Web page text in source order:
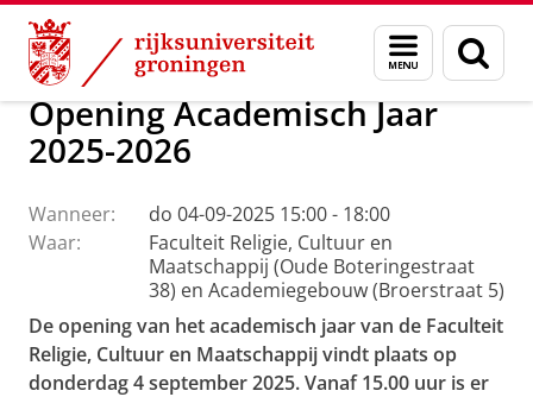
Skip
Content
Skip
Navigation
Menu
en
zoeken
Faculteit Religie, Cultuur en Maatschappij Agenda
Opening Academisch Jaar
2025-2026
Wanneer:
do 04-09-2025 15:00 - 18:00
Waar:
Faculteit Religie, Cultuur en
Maatschappij (Oude Boteringestraat
38) en Academiegebouw (Broerstraat 5)
De opening van het academisch jaar van de Faculteit
Religie, Cultuur en Maatschappij vindt plaats op
donderdag 4 september 2025. Vanaf 15.00 uur is er